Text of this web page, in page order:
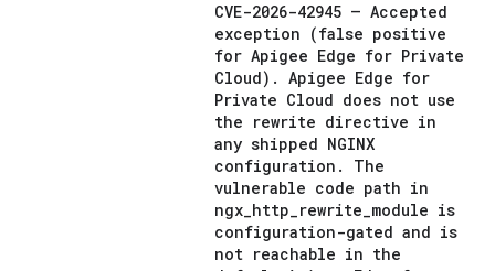
CVE-2026-42945 — Accepted
exception (false positive
for Apigee Edge for Private
Cloud). Apigee Edge for
Private Cloud does not use
the rewrite directive in
any shipped NGINX
configuration. The
vulnerable code path in
ngx_http_rewrite_module is
configuration-gated and is
not reachable in the